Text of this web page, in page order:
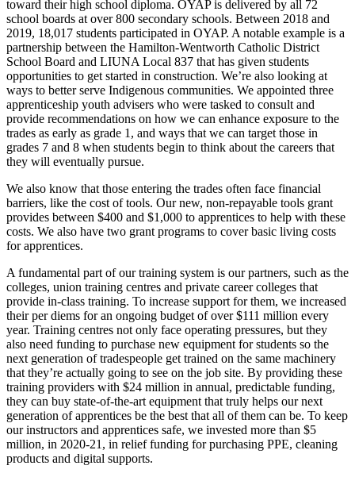
toward their high school diploma. OYAP is delivered by all 72
school boards at over 800 secondary schools. Between 2018 and
2019, 18,017 students participated in OYAP. A notable example is a
partnership between the Hamilton-Wentworth Catholic District
School Board and LIUNA Local 837 that has given students
opportunities to get started in construction. We’re also looking at
ways to better serve Indigenous communities. We appointed three
apprenticeship youth advisers who were tasked to consult and
provide recommendations on how we can enhance exposure to the
trades as early as grade 1, and ways that we can target those in
grades 7 and 8 when students begin to think about the careers that
they will eventually pursue.
We also know that those entering the trades often face financial
barriers, like the cost of tools. Our new, non-repayable tools grant
provides between $400 and $1,000 to apprentices to help with these
costs. We also have two grant programs to cover basic living costs
for apprentices.
A fundamental part of our training system is our partners, such as the
colleges, union training centres and private career colleges that
provide in-class training. To increase support for them, we increased
their per diems for an ongoing budget of over $111 million every
year. Training centres not only face operating pressures, but they
also need funding to purchase new equipment for students so the
next generation of tradespeople get trained on the same machinery
that they’re actually going to see on the job site. By providing these
training providers with $24 million in annual, predictable funding,
they can buy state-of-the-art equipment that truly helps our next
generation of apprentices be the best that all of them can be. To keep
our instructors and apprentices safe, we invested more than $5
million, in 2020-21, in relief funding for purchasing PPE, cleaning
products and digital supports.